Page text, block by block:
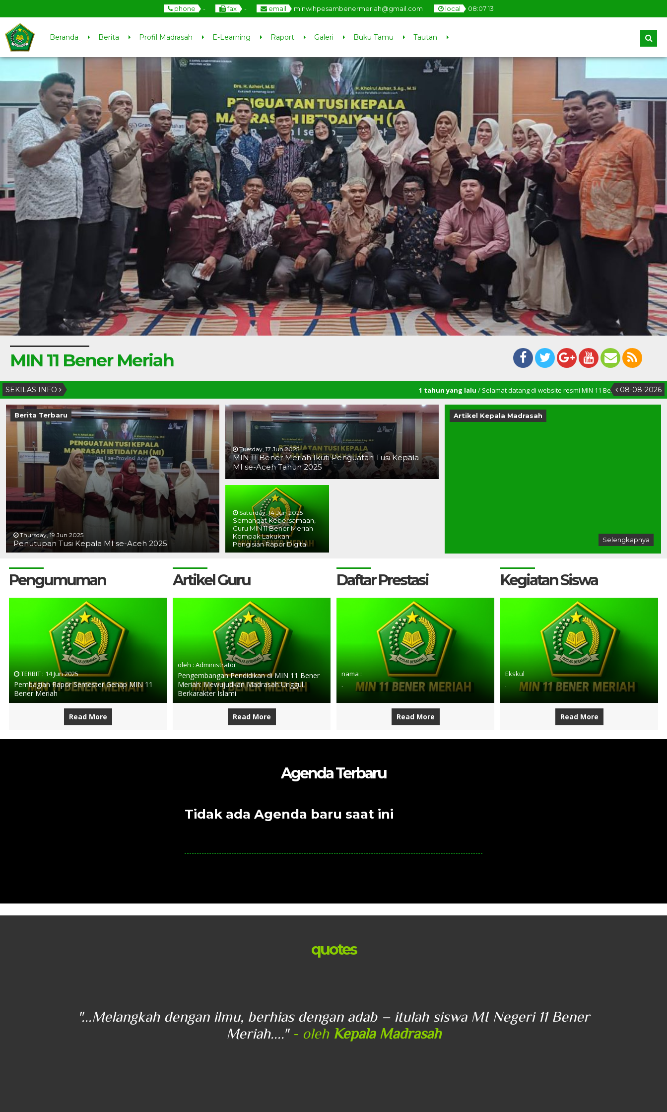
phone - fax - email minwihpesambenermeriah@gmail.com local 08:0714
Beranda Berita Profil Madrasah E-Learning Raport Galeri Buku Tamu Tautan
MIN 11 Bener Meriah
SEKILAS INFO 08-08-2026
1 tahun yang lalu / Selamat datang di website resmi MIN 11 Bener Meriah
Berita Terbaru
Thursday, 19 Jun 2025
Penutupan Tusi Kepala MI se-Aceh 2025
Tuesday, 17 Jun 2025
MIN 11 Bener Meriah Ikuti Penguatan Tusi Kepala
MI se-Aceh Tahun 2025
Saturday, 14 Jun 2025
Semangat Kebersamaan,
Guru MIN 11 Bener Meriah
Kompak Lakukan
Pengisian Rapor Digital
Artikel Kepala Madrasah
Selengkapnya
Pengumuman
TERBIT : 14 Jun 2025
Pembagian Rapor Semester Genap MIN 11
Bener Meriah
Read More
Artikel Guru
oleh : Administrator
Pengembangan Pendidikan di MIN 11 Bener
Meriah: Mewujudkan Madrasah Unggul
Berkarakter Islami
Read More
Daftar Prestasi
nama :
.
Read More
Kegiatan Siswa
Ekskul
.
Read More
Agenda Terbaru
Tidak ada Agenda baru saat ini
quotes
"...Melangkah dengan ilmu, berhias dengan adab – itulah siswa MI Negeri 11 Bener
Meriah...." - oleh Kepala Madrasah